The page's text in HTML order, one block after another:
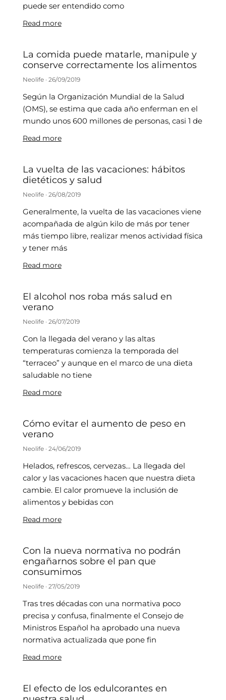
puede ser entendido como
Read more
La comida puede matarle, manipule y
conserve correctamente los alimentos
Neolife 26/09/2019
Según la Organización Mundial de la Salud
(OMS), se estima que cada año enferman en el
mundo unos 600 millones de personas, casi 1 de
Read more
La vuelta de las vacaciones: hábitos
dietéticos y salud
Neolife 26/08/2019
Generalmente, la vuelta de las vacaciones viene
acompañada de algún kilo de más por tener
más tiempo libre, realizar menos actividad física
y tener más
Read more
El alcohol nos roba más salud en
verano
Neolife 26/07/2019
Con la llegada del verano y las altas
temperaturas comienza la temporada del
“terraceo” y aunque en el marco de una dieta
saludable no tiene
Read more
Cómo evitar el aumento de peso en
verano
Neolife 24/06/2019
Helados, refrescos, cervezas… La llegada del
calor y las vacaciones hacen que nuestra dieta
cambie. El calor promueve la inclusión de
alimentos y bebidas con
Read more
Con la nueva normativa no podrán
engañarnos sobre el pan que
consumimos
Neolife 27/05/2019
Tras tres décadas con una normativa poco
precisa y confusa, finalmente el Consejo de
Ministros Español ha aprobado una nueva
normativa actualizada que pone fin
Read more
El efecto de los edulcorantes en